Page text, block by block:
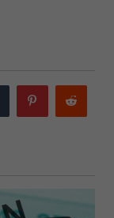
Tumblr Pinterest